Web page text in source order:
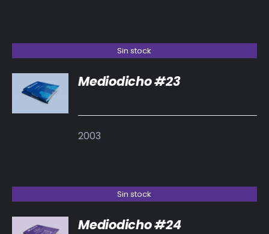
Sin stock
DETALLES
Mediodicho #23
2003
Sin stock
Mediodicho #24